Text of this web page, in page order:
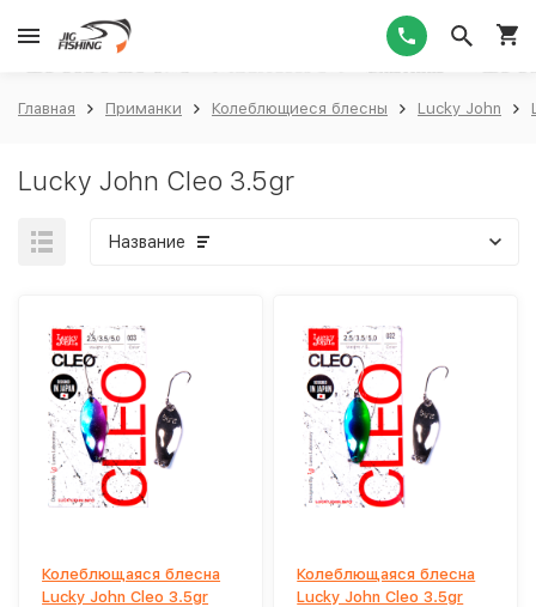
Главная Приманки Колеблющиеся блесны Lucky John
Lucky John Cleo 3.5gr
Название
Колеблющаяся блесна
Lucky John Cleo 3.5gr
Колеблющаяся блесна
Lucky John Cleo 3.5gr